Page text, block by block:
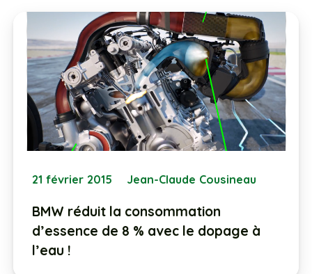
21 février 2015 Jean-Claude Cousineau
BMW réduit la consommation
d’essence de 8 % avec le dopage à
l’eau !